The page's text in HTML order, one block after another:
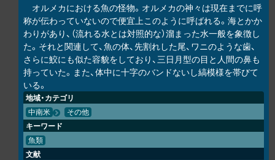
オルメカにおける魚の怪物。オルメカの神々は現在までに呼
称が伝わっていないので便宜上このように呼ばれる。海とかか
わりがあり、（流れる水とは対照的な）溜まった水一般を象徴し
た。それと関連して、魚の体、先割れした尾、ワニのような歯、
さらに鮫にも似た容貌をしており、三日月型の目と人間の鼻も
持っていた。また、体中に十字のバンドないし縞模様を帯びて
いる。
地域・カテゴリ
中南米 その他
キーワード
魚類
文献